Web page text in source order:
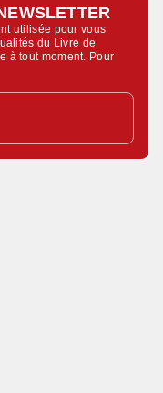
utilisée pour vous
du Livre de
à tout moment. Pour